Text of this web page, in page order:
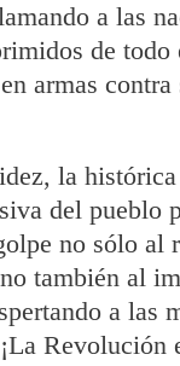
a las
de todo
armas contra
la histórica
del pueblo
no sólo al
también al
a las
Revolución